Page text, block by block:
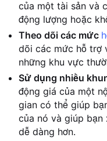
của một tài sản và
động lượng hoặc
Theo dõi các mức
dõi các mức hỗ trợ
những khu vực
Sử dụng nhiều
động giá của một
gian có thể giúp
của nó và giúp
dễ dàng hơn.